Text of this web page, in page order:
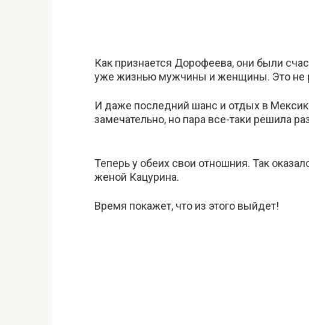
Как признается Дорофеева, они были
уже жизнью мужчины и женщины. Это не
И даже последний шанс и отдых в
замечательно, но пара все-таки решила
Теперь у обеих свои отношния. Так
женой Кацурина.
Время покажет, что из этого выйдет!